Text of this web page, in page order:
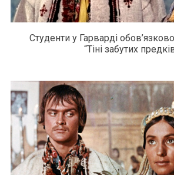
Студенти у Гарварді
“Тіні забутих